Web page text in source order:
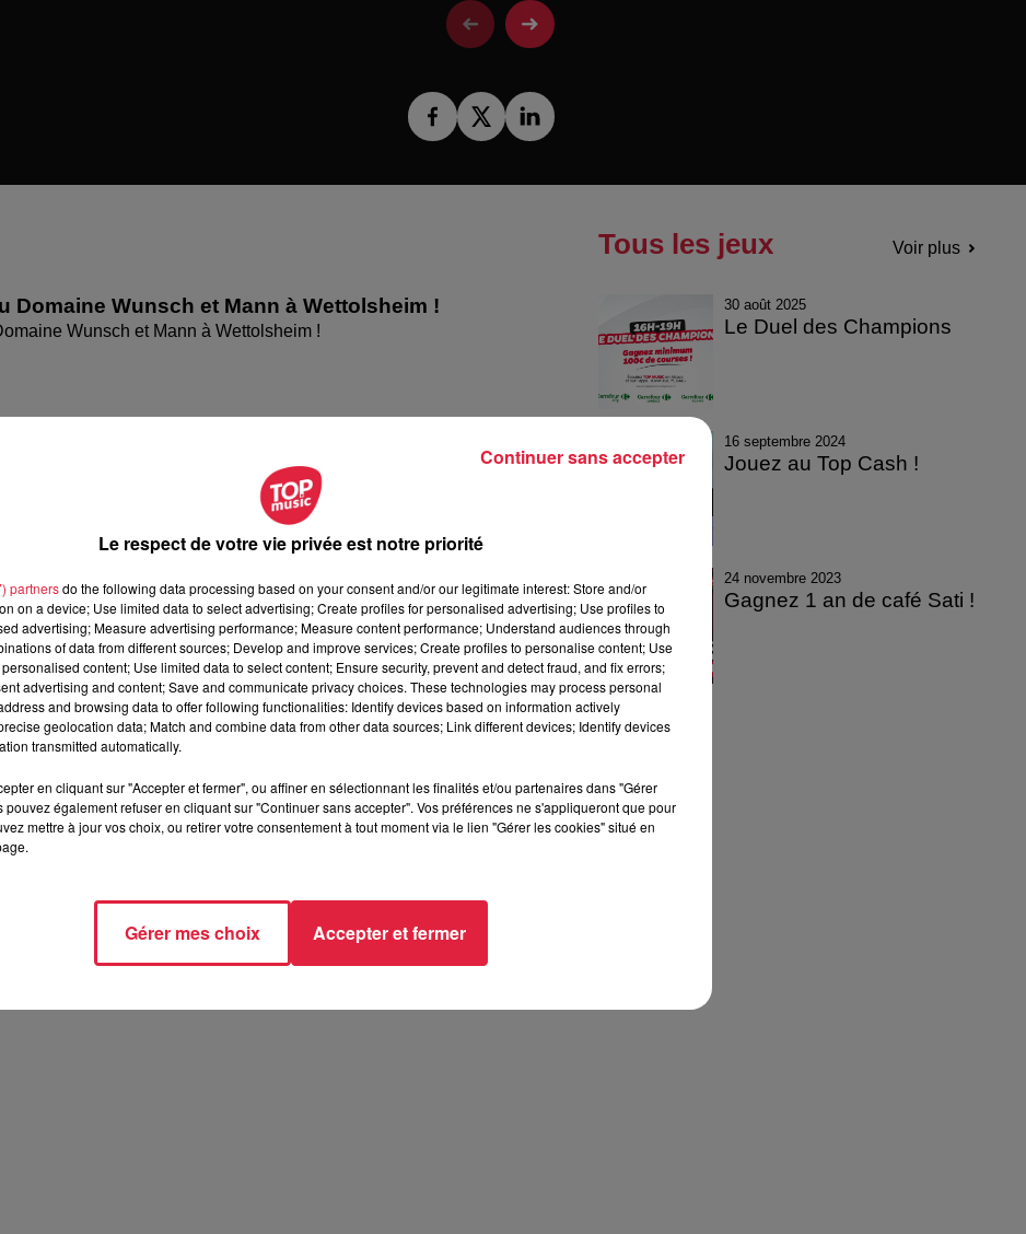
Domaine Wunsch et Mann à Wettolsheim !
Wunsch et Mann à Wettolsheim !
Estelle présentent les soirées coquines de
présentent les soirées coquines de l'Empreinte Rouge à
présente le festival Festimania !
Tous les jeux Voir plus
30 août 2025
Le Duel des Champions
16 septembre 2024
Jouez au Top Cash !
24 novembre 2023
Gagnez 1 an de café Sati !
Le respect de votre vie privée est notre priorité
partnersdo the following data processing based on your consent and/or our legitimate interest: Store and/or
on a device; Use limited data to select advertising; Create profiles for personalised advertising; Use profiles to
advertising; Measure advertising performance; Measure content performance; Understand audiences through
of data from different sources; Develop and improve services; Create profiles to personalise content; Use
content; Use limited data to select content; Ensure security, prevent and detect fraud, and fix errors;
advertising and content; Save and communicate privacy choices. These technologies may process personal
and browsing data to offer following functionalities: Identify devices based on information actively
geolocation data; Match and combine data from other data sources; Link different devices; Identify devices
transmitted automatically.
en cliquant sur "Accepter et fermer", ou affiner en sélectionnant les finalités et/ou partenaires dans "Gérer
pouvez également refuser en cliquant sur "Continuer sans accepter". Vos préférences ne s'appliqueront que pour
mettre à jour vos choix, ou retirer votre consentement à tout moment via le lien "Gérer les cookies" situé en
Gérer mes choix Accepter et fermer
Continuer sans accepter